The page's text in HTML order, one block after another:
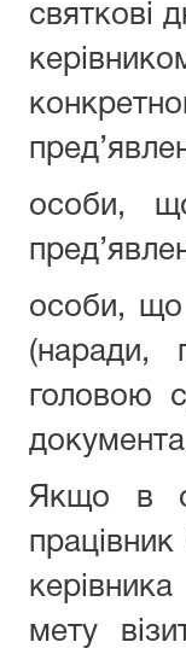
святкові
особи,
особи, що
(наради,
головою
Якщо в
мету